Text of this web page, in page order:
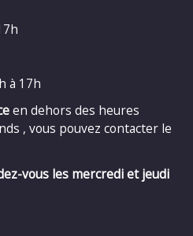
à 17h
en dehors des heures
, vous pouvez contacter le
vous les mercredi et jeudi